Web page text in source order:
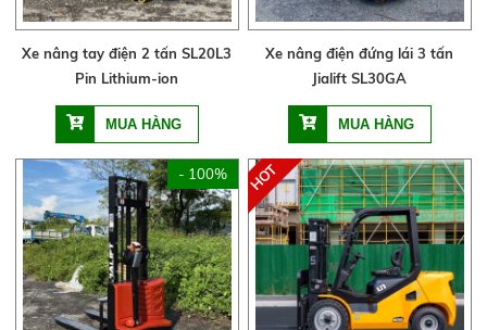
Xe nâng tay điện 2 tấn SL20L3
Pin Lithium-ion
Xe nâng điện đứng lái 3 tấn
Jialift SL30GA
- 100%